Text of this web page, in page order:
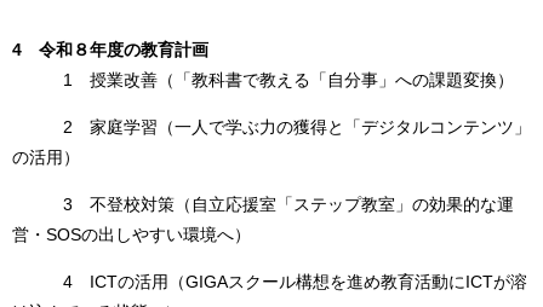
4 令和８年度の教育計画
1 授業改善（「教科書で教える「自分事」への課題変換）
2 家庭学習（一人で学ぶ力の獲得と「デジタルコンテンツ」
の活用）
3 不登校対策（自立応援室「ステップ教室」の効果的な運
営・SOSの出しやすい環境へ）
4 ICTの活用（GIGAスクール構想を進め教育活動にICTが溶